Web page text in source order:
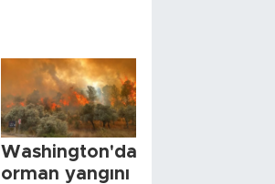
Washington'da
orman yangını